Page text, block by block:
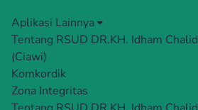
Aplikasi Lainnya
Tentang RSUD DR.KH. Idham Chalid
(Ciawi)
Komkordik
Zona Integritas